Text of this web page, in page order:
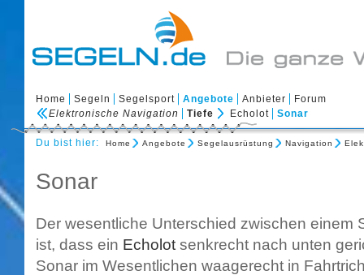
Home Segeln Segelsport Angebote Anbieter
Forum
Elektronische Navigation
Tiefe Echolot Sonar
Du bist hier: Home Angebote Segelausrüstung Navigation
Sonar
Der wesentliche Unterschied zwischen einem
ist, dass ein Echolot senkrecht nach unten
Sonar im Wesentlichen waagerecht in